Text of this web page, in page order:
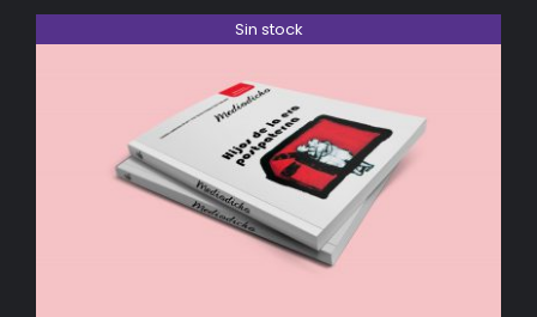
Sin stock
DETALLES